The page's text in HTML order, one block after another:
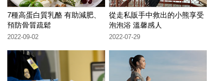
7種高蛋白質乳酪 有助減肥、
預防骨質疏鬆
2022-09-02
從走私販手中救出的小熊享受
泡泡浴 溫馨感人
2022-07-29